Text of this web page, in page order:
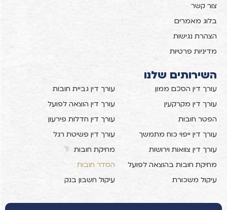
צור קשר
בלוג מאמרים
הצהרת נגישות
מדיניות פרטיות
השירותים שלנו
עורך דין הסכם ממון
עורך דין גביית חובות
עורך דין מקרקעין
עורך דין הוצאה לפועל
הפטר חובות
עורך דין חדלות פירעון
עורך דין ייפוי כוח מתמשך
עורך דין פשיטת רגל
עורך דין צוואות וירושות
מחיקת חובות
מחיקת חובות בהוצאה לפועל
הסדר חובות
עיקול משכורת
עיקול חשבון בנק